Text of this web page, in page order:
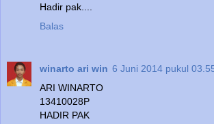
Hadir pak....
Balas
winarto ari win 6 Juni 2014 pukul
ARI WINARTO
13410028P
HADIR PAK